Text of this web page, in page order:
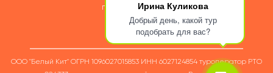
Ирина Куликова
Добрый день, какой тур
подобрать для вас?
пн-сб 11:00 – 19:00
ООО "Белый Кит" ОГРН 1096027015853 ИНН 6027124854 туроператор РТО